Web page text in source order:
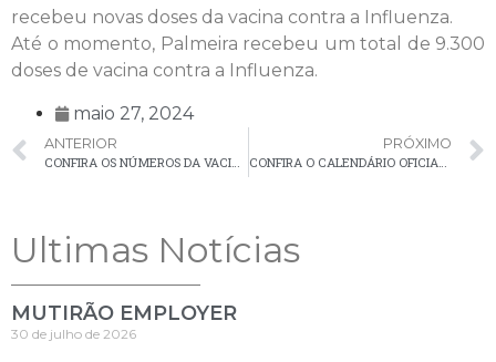
recebeu novas doses da vacina contra a Influenza.
Até o momento, Palmeira recebeu um total de 9.300
doses de vacina contra a Influenza.
maio 27, 2024
ANTERIOR
PRÓXIMO
Ultimas Notícias
MUTIRÃO EMPLOYER
30 de julho de 2026